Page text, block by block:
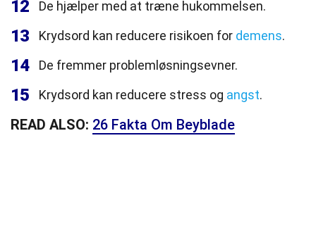
12 De hjælper med at træne hukommelsen.
13 Krydsord kan reducere risikoen for demens.
14 De fremmer problemløsningsevner.
15 Krydsord kan reducere stress og angst.
READ ALSO: 26 Fakta Om Beyblade